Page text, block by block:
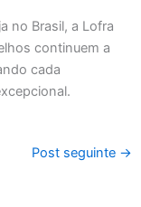
no Brasil, a Lofra
continuem a
cada
Post seguinte →